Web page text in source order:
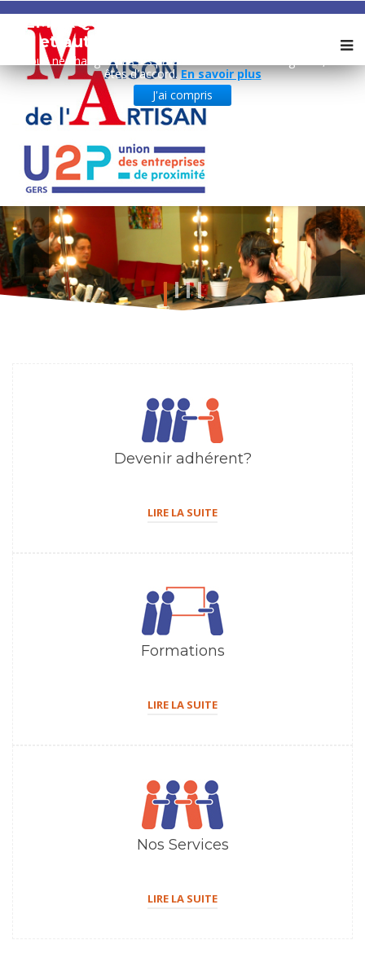
REMARQUE ! Ce site utilise des cookies
et autres technologies similaires.
Si vous ne changez pas les paramètres de votre navigateur, vous
êtes d'accord.En savoir plus
J'ai compris
Devenir adhérent?
LIRE LA SUITE
Formations
LIRE LA SUITE
Nos Services
LIRE LA SUITE